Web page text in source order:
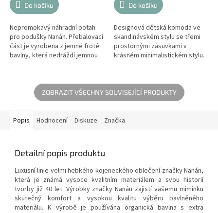
Do košíku
Nepromokavý náhradní potah
pro podušky Nanán. Přebalovací
část je vyrobena z jemné froté
bavlny, která nedráždí jemnou
Do košíku
Designová dětská komoda ve
skandinávském stylu se třemi
prostornými zásuvkami v
krásném minimalistickém stylu.
jiných drobností...
ZOBRAZIT VŠECHNY SOUVISEJÍCÍ PRODUKTY
Popis Hodnocení Diskuze Značka
Detailní popis produktu
Luxusní linie velmi hebkého kojeneckého oblečení značky Nanán,
která je známá vysoce kvalitním materiálem a svou historií
tvorby již 40 let. Výrobky značky Nanán zajistí vašemu miminku
skutečný komfort a vysokou kvalitu výběru bavlněného
materiálu. K výrobě je používána organická bavlna s extra